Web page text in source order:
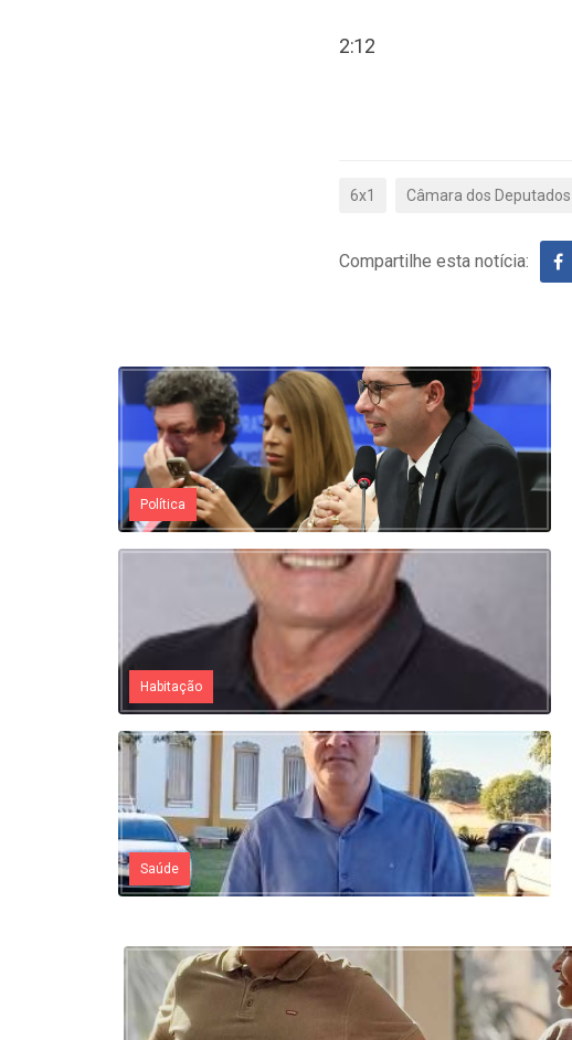
2:12
6x1 Câmara dos Deputados
Compartilhe esta notícia:
Política
Habitação
Saúde